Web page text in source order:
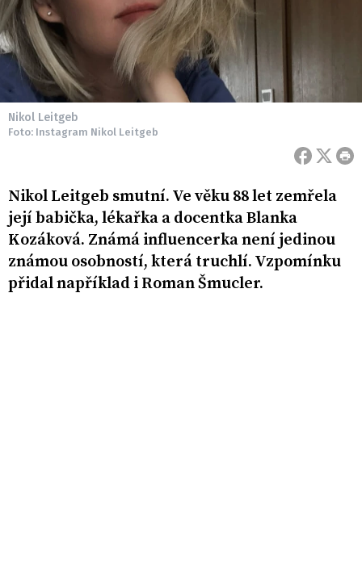
Nikol Leitgeb
Foto: Instagram Nikol Leitgeb
Nikol Leitgeb smutní. Ve věku 88 let zemřela
její babička, lékařka a docentka Blanka
Kozáková. Známá influencerka není jedinou
známou osobností, která truchlí. Vzpomínku
přidal například i Roman Šmucler.